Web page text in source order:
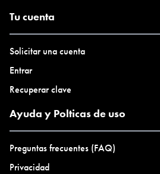
Tu cuenta
Solicitar una cuenta
Entrar
Recuperar clave
Ayuda y Polticas de uso
Preguntas frecuentes (FAQ)
Privacidad